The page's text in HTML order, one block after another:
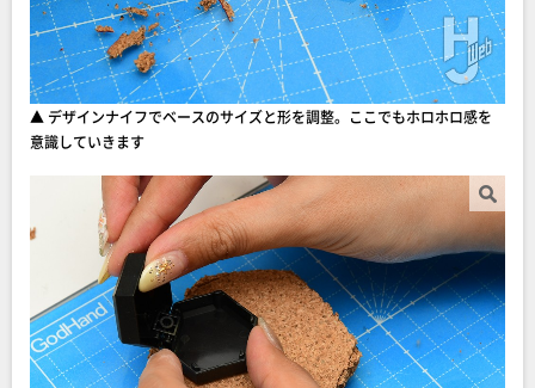
▲ デザインナイフでベースのサイズと形を調整。ここでもホロホロ感を
意識していきます